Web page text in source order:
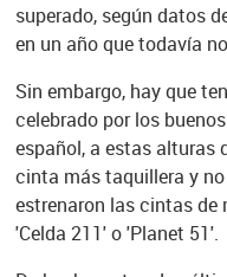
superado, según datos
en un año que todavía
Sin embargo, hay que
celebrado por los
español, a estas alturas
cinta más taquillera y
estrenaron las cintas de
'Celda 211' o 'Planet 51'.